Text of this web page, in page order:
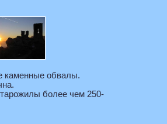
каменные обвалы.
более чем 250-